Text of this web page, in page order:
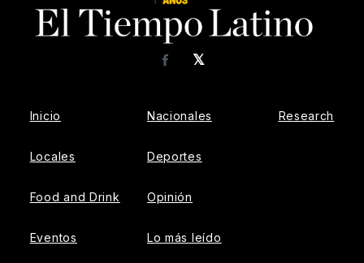
𝕏
Facebook
Inicio
Locales
Food and Drink
Eventos
Nacionales
Deportes
Opinión
Lo más leído
Research